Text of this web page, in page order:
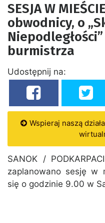
SESJA W
obwodnicy, o
burmistrza
Udostępnij na:
Wspieraj naszą
SANOK /
zaplanowano sesję w
się o godzinie 9.00 w